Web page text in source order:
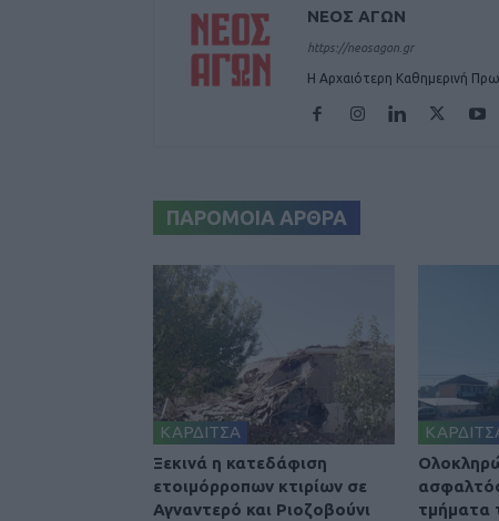
ΝΕΟΣ ΑΓΩΝ
https://neosagon.gr
Η Αρχαιότερη Καθημερινή
ΠΑΡΟΜΟΙΑ ΑΡΘΡΑ
ΚΑΡΔΙΤΣΑ
Ξεκινά η κατεδάφιση
ετοιμόρροπων κτιρίων σε
Αγναντερό και Ριοζοβούνι